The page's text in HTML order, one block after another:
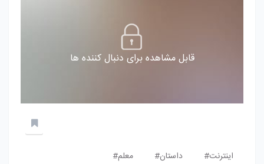
قابل مشاهده برای دنبال کننده ها
اینترنت# داستان# معلم#